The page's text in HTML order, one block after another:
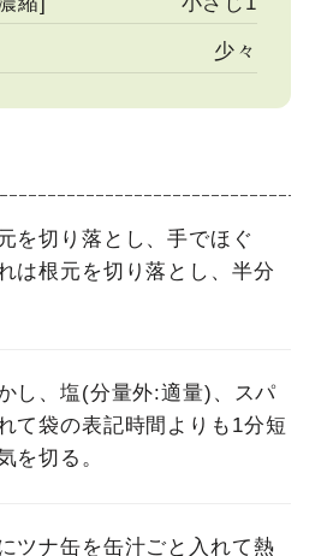
少々
を切り落とし、手でほぐ
は根元を切り落とし、半分
し、塩(分量外:適量)、スパ
て袋の表記時間よりも1分短
を切る。
ツナ缶を缶汁ごと入れて熱